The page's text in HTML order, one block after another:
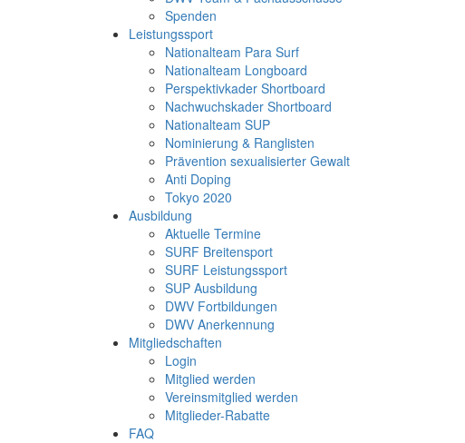
Spenden
Leistungssport
Nationalteam Para Surf
Nationalteam Longboard
Perspektivkader Shortboard
Nachwuchskader Shortboard
Nationalteam SUP
Nominierung & Ranglisten
Prävention sexualisierter Gewalt
Anti Doping
Tokyo 2020
Ausbildung
Aktuelle Termine
SURF Breitensport
SURF Leistungssport
SUP Ausbildung
DWV Fortbildungen
DWV Anerkennung
Mitgliedschaften
Login
Mitglied werden
Vereinsmitglied werden
Mitglieder-Rabatte
FAQ